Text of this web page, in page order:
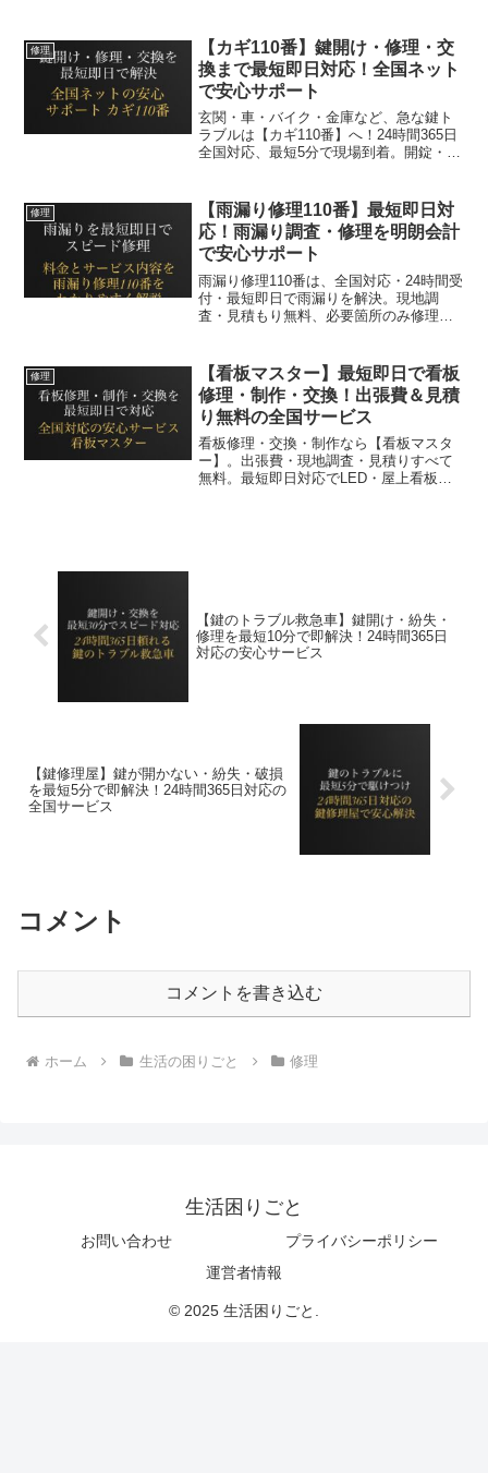
修理
【カギ110番】鍵開け・修理・交
換まで最短即日対応！全国ネット
で安心サポート
玄関・車・バイク・金庫など、急な鍵ト
ラブルは【カギ110番】へ！24時間365日
全国対応、最短5分で現場到着。開錠・修
修理
【雨漏り修理110番】最短即日対
応！雨漏り調査・修理を明朗会計
で安心サポート
雨漏り修理110番は、全国対応・24時間受
付・最短即日で雨漏りを解決。現地調
査・見積もり無料、必要箇所のみ修理で
修理
【看板マスター】最短即日で看板
修理・制作・交換！出張費＆見積
り無料の全国サービス
看板修理・交換・制作なら【看板マスタ
ー】。出張費・現地調査・見積りすべて
無料。最短即日対応でLED・屋上看板・
【鍵のトラブル救急車】鍵開け・紛失・
修理を最短10分で即解決！24時間365日
対応の安心サービス
【鍵修理屋】鍵が開かない・紛失・破損
を最短5分で即解決！24時間365日対応の
全国サービス
コメント
コメントを書き込む
ホーム 生活の困りごと 修理
生活困りごと
お問い合わせ
プライバシーポリシー
運営者情報
© 2025 生活困りごと.